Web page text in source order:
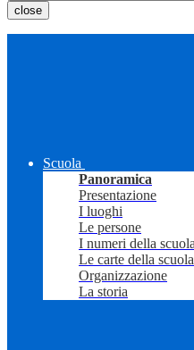
close
Scuola
Panoramica
Presentazione
I luoghi
Le persone
I numeri della scuola
Le carte della scuola
Organizzazione
La storia